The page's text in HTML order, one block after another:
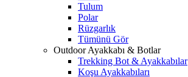
Tulum
Polar
Rüzgarlık
Tümünü Gör
Outdoor Ayakkabı & Botlar
Trekking Bot & Ayakkabılar
Koşu Ayakkabıları